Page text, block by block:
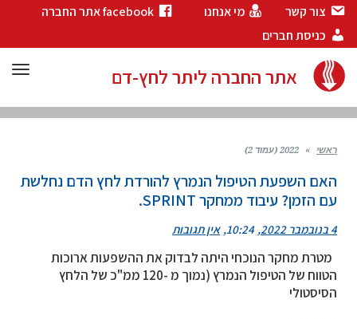
צור קשר
מי אנחנו
כניסת חברים
facebook אתר החברה
אתר החברה ליתר לחץ-דם
ראשי » 2022 (עמוד 2)
האם השפעת הטיפול הנמרץ להורדת לחץ הדם נחלשת
עם הזמן? עיבוד ממחקר SPRINT.
4 בנובמבר 2022 10:24 אין תגובות
מטרת מחקר הנוכחי היתה לבדוק את ההשפעות ארוכות
הטווח של הטיפול הנמרץ (נמוך מ -120 ממ"כ של הלחץ
הסיסטולי